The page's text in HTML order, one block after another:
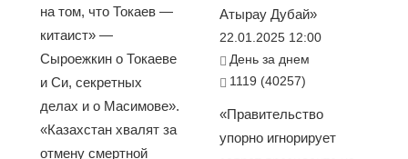
на том, что Токаев —
китаист» —
Сыроежкин о Токаеве
и Си, секретных
делах и о Масимове».
«Казахстан хвалят за
отмену смертной
Атырау Дубай»
22.01.2025 12:00
День за днем
1119 (40257)
«Правительство
упорно игнорирует